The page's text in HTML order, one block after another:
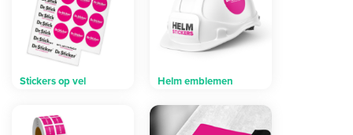
Stickers op vel Helm emblemen